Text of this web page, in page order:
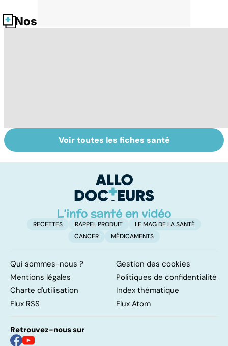
Nos fiches santé
d'ovocytes,
Grand froid : nos
conseils
Voir toutes les fiches santé
RECETTES RAPPEL PRODUIT
LE MAG DE LA SANTÉ
CANCER
MÉDICAMENTS
Qui sommes-nous ?
Gestion des cookies
Mentions légales
Politiques de confidentialité
Charte d'utilisation
Index thématique
Flux RSS
Flux Atom
Retrouvez-nous sur